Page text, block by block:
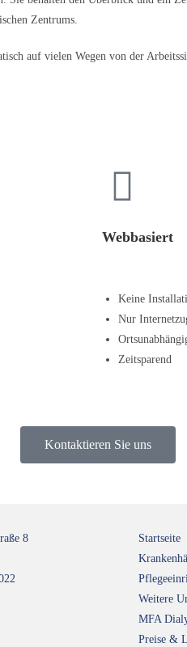
Zentrums.
auf vielen Wegen von der
Webbasiert
Keine
Nur
Zeitsparend
Kontaktieren Sie uns
8
Startseite
Weitere
MFA
Preise &